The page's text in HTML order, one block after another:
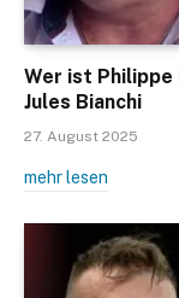
Wer ist
Jules Bianchi
27. August 2025
mehr lesen